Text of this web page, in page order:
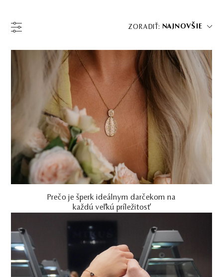
ZORADIŤ: NAJNOVŠIE
Prečo je šperk ideálnym darčekom na
každú veľkú príležitosť